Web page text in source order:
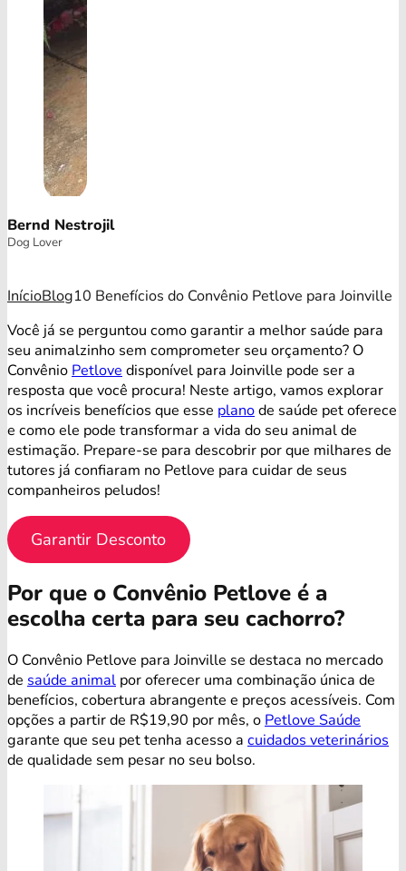
Bernd Nestrojil
Dog Lover
InícioBlog10 Benefícios do Convênio Petlove para Joinville
Você já se perguntou como garantir a melhor saúde para
seu animalzinho sem comprometer seu orçamento? O
Convênio Petlove disponível para Joinville pode ser a
resposta que você procura! Neste artigo, vamos explorar
os incríveis benefícios que esse planode saúde pet oferece
e como ele pode transformar a vida do seu animal de
estimação. Prepare-se para descobrir por que milhares de
tutores já confiaram no Petlove para cuidar de seus
companheiros peludos!
Garantir Desconto
Por que o Convênio Petlove é a
escolha certa para seu cachorro?
O Convênio Petlove para Joinville se destaca no mercado
de saúde animal por oferecer uma combinação única de
benefícios, cobertura abrangente e preços acessíveis. Com
opções a partir de R$19,90 por mês, o Petlove Saúde
garante que seu pet tenha acesso a cuidados veterinários
de qualidade sem pesar no seu bolso.